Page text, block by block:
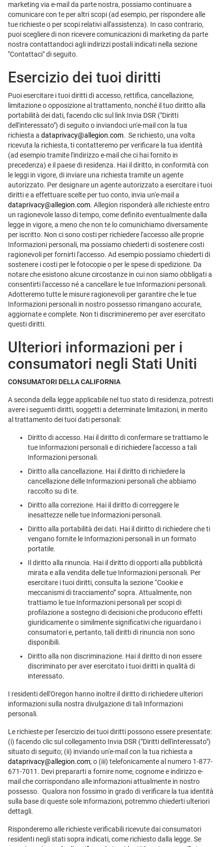
marketing via e-mail da parte nostra, possiamo continuare a
comunicare con te per altri scopi (ad esempio, per rispondere alle
tue richieste o per scopi relativi all'assistenza). In caso contrario,
puoi scegliere di non ricevere comunicazioni di marketing da parte
nostra contattandoci agli indirizzi postali indicati nella sezione
"Contattaci" di seguito.
Esercizio dei tuoi diritti
Puoi esercitare i tuoi diritti di accesso, rettifica, cancellazione,
limitazione o opposizione al trattamento, nonché il tuo diritto alla
portabilità dei dati, facendo clic sul link Invia DSR ("Diritti
dell'interessato") di seguito o inviandoci un'e-mail con la tua
richiesta a dataprivacy@allegion.com. Se richiesto, una volta
ricevuta la richiesta, ti contatteremo per verificare la tua identità
(ad esempio tramite l'indirizzo e-mail che ci hai fornito in
precedenza) e il paese di residenza. Hai il diritto, in conformità con
le leggi in vigore, di inviare una richiesta tramite un agente
autorizzato. Per designare un agente autorizzato a esercitare i tuoi
diritti e a effettuare scelte per tuo conto, invia un'e-mail a
dataprivacy@allegion.com. Allegion risponderà alle richieste entro
un ragionevole lasso di tempo, come definito eventualmente dalla
legge in vigore, a meno che non te lo comunichiamo diversamente
per iscritto. Non ci sono costi per richiedere l'accesso alle proprie
Informazioni personali, ma possiamo chiederti di sostenere costi
ragionevoli per fornirti l'accesso. Ad esempio possiamo chiederti di
sostenere i costi per le fotocopie o per le spese di spedizione. Da
notare che esistono alcune circostanze in cui non siamo obbligati a
consentirti l'accesso né a cancellare le tue Informazioni personali.
Adotteremo tutte le misure ragionevoli per garantire che le tue
Informazioni personali in nostro possesso rimangano accurate,
aggiornate e complete. Non ti discrimineremo per aver esercitato
questi diritti.
Ulteriori informazioni per i
consumatori negli Stati Uniti
CONSUMATORI DELLA CALIFORNIA
A seconda della legge applicabile nel tuo stato di residenza, potresti
avere i seguenti diritti, soggetti a determinate limitazioni, in merito
al trattamento dei tuoi dati personali:
Diritto di accesso. Hai il diritto di confermare se trattiamo le
tue Informazioni personali e di richiedere l'accesso a tali
Informazioni personali.
Diritto alla cancellazione. Hai il diritto di richiedere la
cancellazione delle Informazioni personali che abbiamo
raccolto su di te.
Diritto alla correzione. Hai il diritto di correggere le
inesattezze nelle tue Informazioni personali.
Diritto alla portabilità dei dati. Hai il diritto di richiedere che ti
vengano fornite le Informazioni personali in un formato
portatile.
Il diritto alla rinuncia. Hai il diritto di opporti alla pubblicità
mirata e alla vendita delle tue Informazioni personali. Per
esercitare i tuoi diritti, consulta la sezione “Cookie e
meccanismi di tracciamento” sopra. Attualmente, non
trattiamo le tue Informazioni personali per scopi di
profilazione a sostegno di decisioni che producono effetti
giuridicamente o similmente significativi che riguardano i
consumatori e, pertanto, tali diritti di rinuncia non sono
disponibili.
Diritto alla non discriminazione. Hai il diritto di non essere
discriminato per aver esercitato i tuoi diritti in qualità di
interessato.
I residenti dell'Oregon hanno inoltre il diritto di richiedere ulteriori
informazioni sulla nostra divulgazione di tali Informazioni
personali.
Le richieste per l'esercizio dei tuoi diritti possono essere presentate:
(i) facendo clic sul collegamento Invia DSR ("Diritti dell'interessato")
situato di seguito; (ii) inviando un'e-mail con la tua richiesta a
dataprivacy@allegion.com; o (iii) telefonicamente al numero 1-877-
671-7011. Devi prepararti a fornire nome, cognome e indirizzo e-
mail che corrispondano alle informazioni attualmente in nostro
possesso. Qualora non fossimo in grado di verificare la tua identità
sulla base di queste sole informazioni, potremmo chiederti ulteriori
dettagli.
Risponderemo alle richieste verificabili ricevute dai consumatori
residenti negli stati sopra indicati, come richiesto dalla legge. Se